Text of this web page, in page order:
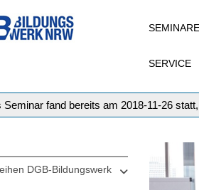
SEMINARE
SERVICE
Seminar fand bereits am 2018-11-26
DGB-Bildungswerk